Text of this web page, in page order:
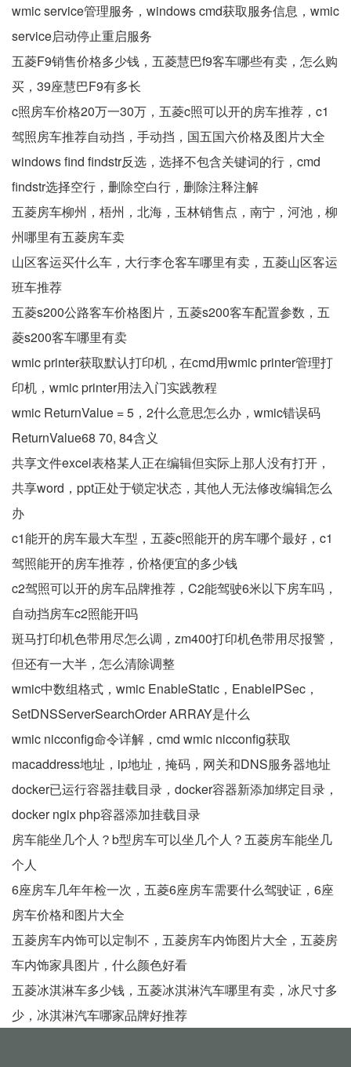
wmic service管理服务，windows cmd获取服务信息，wmic
service启动停止重启服务
五菱F9销售价格多少钱，五菱慧巴f9客车哪些有卖，怎么购
买，39座慧巴F9有多长
c照房车价格20万一30万，五菱c照可以开的房车推荐，c1
驾照房车推荐自动挡，手动挡，国五国六价格及图片大全
windows find findstr反选，选择不包含关键词的行，cmd
findstr选择空行，删除空白行，删除注释注解
五菱房车柳州，梧州，北海，玉林销售点，南宁，河池，柳
州哪里有五菱房车卖
山区客运买什么车，大行李仓客车哪里有卖，五菱山区客运
班车推荐
五菱s200公路客车价格图片，五菱s200客车配置参数，五
菱s200客车哪里有卖
wmic printer获取默认打印机，在cmd用wmic printer管理打
印机，wmic printer用法入门实践教程
wmic ReturnValue = 5，2什么意思怎么办，wmic错误码
ReturnValue68 70, 84含义
共享文件excel表格某人正在编辑但实际上那人没有打开，
共享word，ppt正处于锁定状态，其他人无法修改编辑怎么
办
c1能开的房车最大车型，五菱c照能开的房车哪个最好，c1
驾照能开的房车推荐，价格便宜的多少钱
c2驾照可以开的房车品牌推荐，C2能驾驶6米以下房车吗，
自动挡房车c2照能开吗
斑马打印机色带用尽怎么调，zm400打印机色带用尽报警，
但还有一大半，怎么清除调整
wmic中数组格式，wmic EnableStatic，EnableIPSec，
SetDNSServerSearchOrder ARRAY是什么
wmic nicconfig命令详解，cmd wmic nicconfig获取
macaddress地址，ip地址，掩码，网关和DNS服务器地址
docker已运行容器挂载目录，docker容器新添加绑定目录，
docker ngix php容器添加挂载目录
房车能坐几个人？b型房车可以坐几个人？五菱房车能坐几
个人
6座房车几年年检一次，五菱6座房车需要什么驾驶证，6座
房车价格和图片大全
五菱房车内饰可以定制不，五菱房车内饰图片大全，五菱房
车内饰家具图片，什么颜色好看
五菱冰淇淋车多少钱，五菱冰淇淋汽车哪里有卖，冰尺寸多
少，冰淇淋汽车哪家品牌好推荐